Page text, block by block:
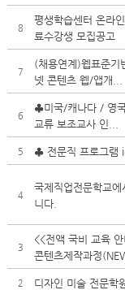
8
평생학습센터 온라
료수강생 모집공고
7
(채용연계)웹표준기
넷 콘텐츠 웹/앱개...
6
♣미국/캐나다 / 영
교류 보조교사 인...
5 ♣ 전문직 프로그램
4
국제직업전문학교
니다.
3
<<전액 국비 교육
콘텐츠제작과정
2 디자인 미술 전문학